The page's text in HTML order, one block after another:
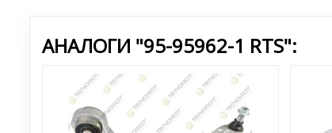
АНАЛОГИ "95-95962-1 RTS":